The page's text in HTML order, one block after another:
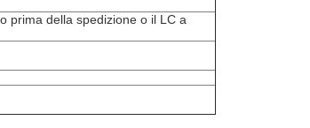
prima della spedizione o il LC a